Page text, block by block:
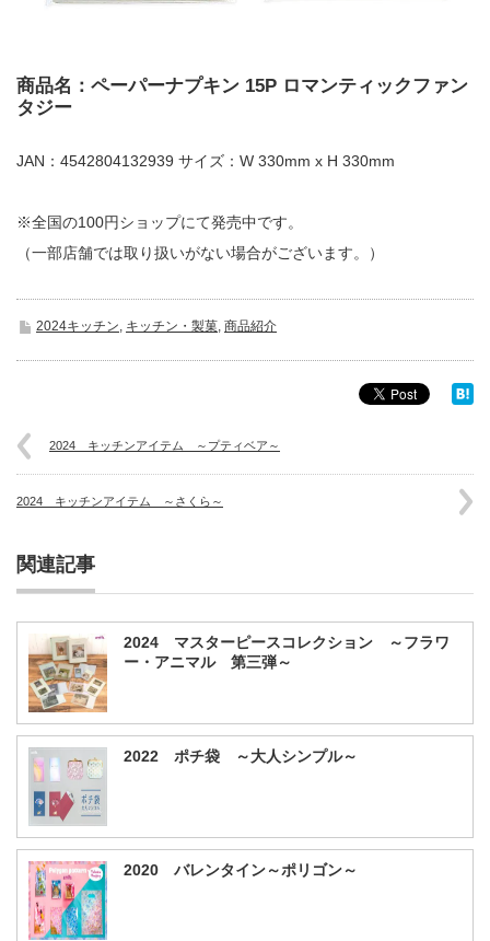
商品名：ペーパーナプキン 15P ロマンティックファン
タジー
JAN：4542804132939 サイズ：W 330mm x H 330mm
※全国の100円ショップにて発売中です。
（一部店舗では取り扱いがない場合がございます。）
2024キッチン, キッチン・製菓, 商品紹介
2024 キッチンアイテム ～プティベア～
2024 キッチンアイテム ～さくら～
関連記事
2024 マスターピースコレクション ～フラワ
ー・アニマル 第三弾～
2022 ポチ袋 ～大人シンプル～
2020 バレンタイン～ポリゴン～